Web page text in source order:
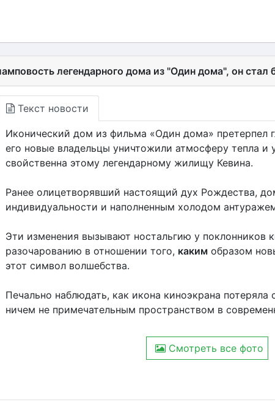
легендарного дома из "Один дома", он
Текст новости
Иконический дом из фильма «Один дома» претерпел
его новые владельцы уничтожили атмосферу тепла и
свойственна этому легендарному жилищу Кевина.
Ранее олицетворявший настоящий дух Рождества,
индивидуальности и наполненным холодом
Эти изменения вызывают ностальгию у поклонников
разочарованию в отношении того, какимобразом
этот символ волшебства.
Печально наблюдать, как икона киноэкрана
ничем не примечательным пространством в
Смотреть все фото